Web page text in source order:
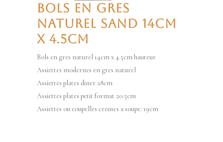
BOLS EN GRES
NATUREL SAND 14CM
X 4.5CM
Bols en gres naturel 14cm x 4.5cm hauteur
Assiettes modernes en gres naturel
Assiettes plates diner 28cm
Assiettes plates petit format 20.5cm
Assiettes ou coupelles creuses a soupe: 19cm